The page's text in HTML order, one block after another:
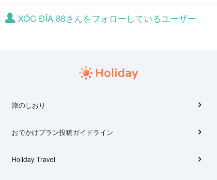
XÓC ĐĨA 88さんをフォローしているユーザー
旅のしおり
おでかけプラン投稿ガイドライン
Holiday Travel